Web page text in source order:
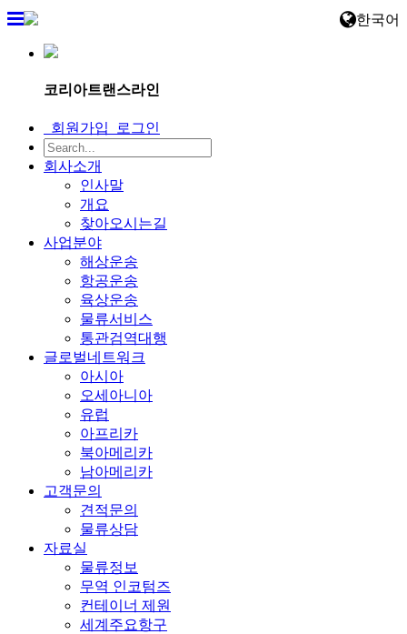
한국어
코리아트랜스라인
회원가입 로그인
회사소개
인사말
개요
찾아오시는길
사업분야
해상운송
항공운송
육상운송
물류서비스
통관검역대행
글로벌네트워크
아시아
오세아니아
유럽
아프리카
북아메리카
남아메리카
고객문의
견적문의
물류상담
자료실
물류정보
무역 인코텀즈
컨테이너 제원
세계주요항구